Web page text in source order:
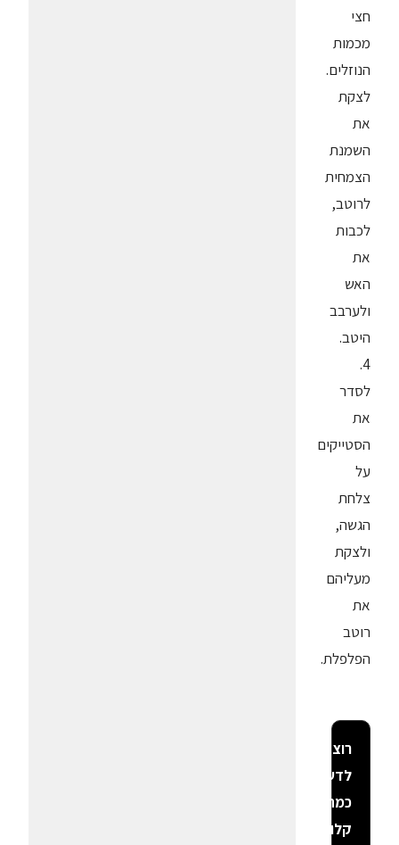
חצי
מכמות
הנוזלים.
לצקת
את
השמנת
הצמחית
לרוטב,
לכבות
את
האש
ולערבב
היטב.
4.
לסדר
את
הסטייקים
על
צלחת
הגשה,
ולצקת
מעליהם
את
רוטב
הפלפלת.
רוצה
לדעת
כמה
קלוריות